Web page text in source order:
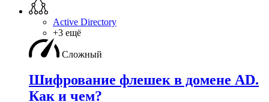
Active Directory
+3 ещё
Сложный
Шифрование флешек в домене AD.
Как и чем?